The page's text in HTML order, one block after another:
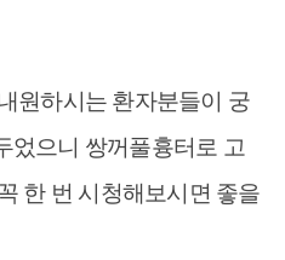
원하시는 환자분들이 궁
었으니 쌍꺼풀흉터로 고
한 번 시청해보시면 좋을